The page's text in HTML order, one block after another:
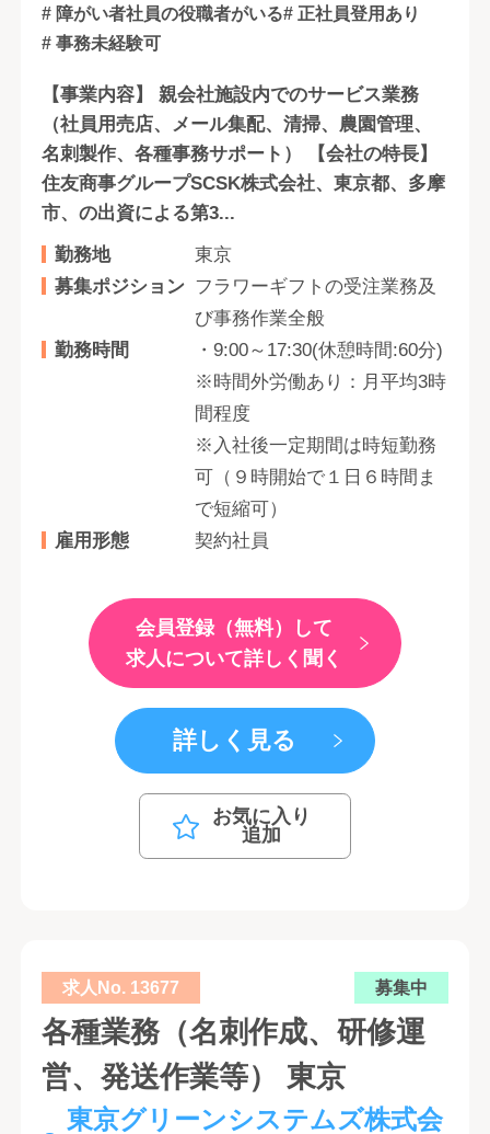
# 障がい者社員の役職者がいる# 正社員登用あり
# 事務未経験可
【事業内容】 親会社施設内でのサービス業務
（社員用売店、メール集配、清掃、農園管理、
名刺製作、各種事務サポート） 【会社の特長】
住友商事グループSCSK株式会社、東京都、多摩
市、の出資による第3...
勤務地
東京
募集ポジション フラワーギフトの受注業務及
び事務作業全般
勤務時間
・9:00～17:30(休憩時間:60分)
※時間外労働あり：月平均3時
間程度
※入社後一定期間は時短勤務
可（９時開始で１日６時間ま
で短縮可）
雇用形態
契約社員
会員登録（無料）して
求人について詳しく聞く
詳しく見る
お気に入り
追加
求人No. 13677 募集中
各種業務（名刺作成、研修運
営、発送作業等） 東京
東京グリーンシステムズ株式会